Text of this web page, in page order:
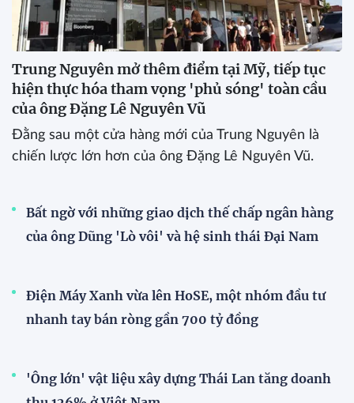
Trung Nguyên mở thêm điểm tại Mỹ, tiếp tục
hiện thực hóa tham vọng 'phủ sóng' toàn cầu
của ông Đặng Lê Nguyên Vũ
Đằng sau một cửa hàng mới của Trung Nguyên là
chiến lược lớn hơn của ông Đặng Lê Nguyên Vũ.
Bất ngờ với những giao dịch thế chấp ngân hàng
của ông Dũng 'Lò vôi' và hệ sinh thái Đại Nam
Điện Máy Xanh vừa lên HoSE, một nhóm đầu tư
nhanh tay bán ròng gần 700 tỷ đồng
'Ông lớn' vật liệu xây dựng Thái Lan tăng doanh